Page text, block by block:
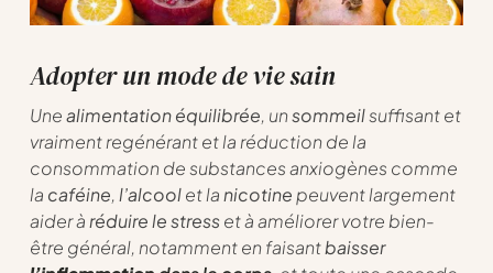
Adopter un mode de vie sain
Unealimentation équilibrée, unsommeilsuffisant et
vraiment regénérant et la réduction de la
consommation de substances anxiogènes comme
la caféine,l’alcoolet lanicotine peuvent largement
aider àréduire le stresset à améliorer votre bien-
être général, notamment en faisantbaisser